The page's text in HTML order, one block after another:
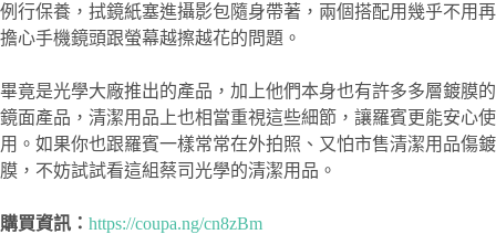
例行保養，拭鏡紙塞進攝影包隨身帶著，兩個搭配用幾乎不用再
擔心手機鏡頭跟螢幕越擦越花的問題。
畢竟是光學大廠推出的產品，加上他們本身也有許多多層鍍膜的
鏡面產品，清潔用品上也相當重視這些細節，讓羅賓更能安心使
用。如果你也跟羅賓一樣常常在外拍照、又怕市售清潔用品傷鍍
膜，不妨試試看這組蔡司光學的清潔用品。
購買資訊： https://coupa.ng/cn8zBm